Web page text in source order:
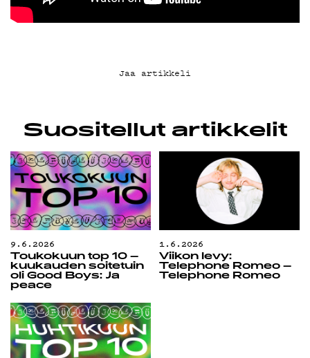
KIRJAUDU SISÄÄN
Jaa artikkeli
Suositellut artikkelit
9.6.2026
Toukokuun top 10 –
kuukauden soitetuin
oli Good Boys: Ja
peace
1.6.2026
Viikon levy:
Telephone Romeo –
Telephone Romeo